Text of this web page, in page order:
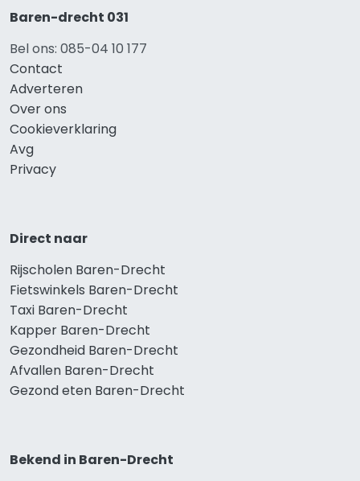
Baren-drecht 031
Bel ons: 085-04 10 177
Contact
Adverteren
Over ons
Cookieverklaring
Avg
Privacy
Direct naar
Rijscholen Baren-Drecht
Fietswinkels Baren-Drecht
Taxi Baren-Drecht
Kapper Baren-Drecht
Gezondheid Baren-Drecht
Afvallen Baren-Drecht
Gezond eten Baren-Drecht
Bekend in Baren-Drecht